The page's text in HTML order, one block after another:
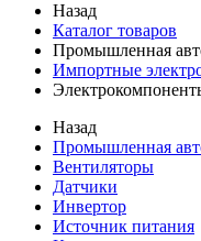
Назад
Каталог товаров
Промышленная
Импортные
Назад
Промышленная
Вентиляторы
Датчики
Инвертор
Источник питания